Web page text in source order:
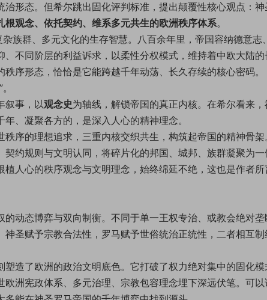
形态。但希尔跳出固化评判标准，提出颠覆性核心观点：神
根观念、依托契约、维系多元共生的欧洲秩序体系。
族群、多元文化的生存智慧。八百余年里，帝国容纳德意志
不同阶层的利益诉求，以柔性分权模式，维持着中欧大陆的
序形态，恰恰是它能跨越千年动荡、长久存续的核心密码。
叙事，以观念史为轴线，解锁帝国的真正内核。在希尔看来，
、凝聚各方的，是深入人心的精神理念。
序的理想追求，三重内核交织共生，构筑起帝国的精神骨架
约规则与文明认同，将碎片化的邦国、城邦、族群凝聚为一
人心的秩序观念与文明理念，始终绵延不绝，这也是作者所
动态博弈与双向制衡。不同于单一王权专治、或教会绝对垄
圣赋予宗教合法性，罗马赋予世俗统治正统性，二者相互制
造了欧洲的政治文明底色。它打破了权力绝对集中的固化模
洲宪政体系、多元治理、宗教包容理念埋下深远伏笔。可以